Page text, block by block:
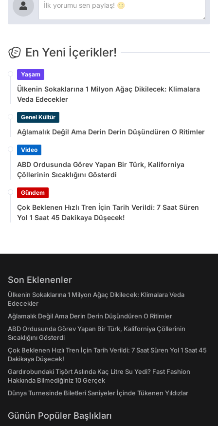
En Yeni İçerikler!
Yaşam
Ülkenin Sokaklarına 1 Milyon Ağaç Dikilecek: Klimalara
Veda Edecekler
Genel Kültür
Ağlamalık Değil Ama Derin Derin Düşündüren O Ritimler
Video
ABD Ordusunda Görev Yapan Bir Türk, Kaliforniya
Çöllerinin Sıcaklığını Gösterdi
Gündem
Çok Beklenen Hızlı Tren İçin Tarih Verildi: 7 Saat Süren
Yol 1 Saat 45 Dakikaya Düşecek!
Son Eklenenler
Ülkenin Sokaklarına 1 Milyon Ağaç Dikilecek: Klimalara Veda
Edecekler
Ağlamalık Değil Ama Derin Derin Düşündüren O Ritimler
ABD Ordusunda Görev Yapan Bir Türk, Kaliforniya Çöllerinin
Sıcaklığını Gösterdi
Çok Beklenen Hızlı Tren İçin Tarih Verildi: 7 Saat Süren Yol 1 Saat 45
Dakikaya Düşecek!
Gardırobundaki Tişört Aslında Kaç Litre Su Yedi? Fast Fashion
Hakkında Bilmediğiniz 10 Gerçek
Dünya Turnesinde Biletleri Saniyeler İçinde Tükenen Yıldızlar
Günün Popüler Başlıkları